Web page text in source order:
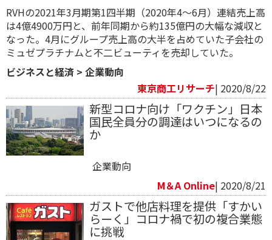
RVHの2021年3月期第1四半期（2020年4～6月）連結売上高
は4億4900万円と、前年同期から約135億円の大幅な減収と
なった。4月にグループ売上高の大半を占めていた子会社の
ミュゼプラチナムと不二ビューティを売却していた。
ビジネスと経済 > 企業動向
東京商工リサーチ| 2020/8/22
新型コロナ向け「ワクチン」日本
国民全員分の調達はいつになるの
か
企業動向
M＆A Online| 2020/8/21
ガストで他店料理を提供「すかい
らーく」コロナ禍で初の複合業態
に挑戦